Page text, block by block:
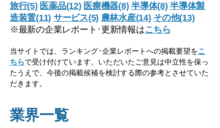
旅行(5) 医薬品(12) 医療機器(8) 半導体(8) 半導体製
造装置(11) サービス(5) 農林水産(14) その他(13)
※最新の企業レポート･更新情報はこちら
当サイトでは、ランキング･企業レポートへの掲載要望をこ
ちらで受け付けています。いただいたご意見は中立性を保っ
たうえで、今後の掲載候補を検討する際の参考とさせていた
だきます。
業界一覧